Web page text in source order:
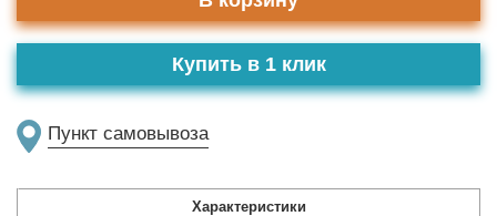
Пункт самовывоза
Купить в 1 клик
Характеристики